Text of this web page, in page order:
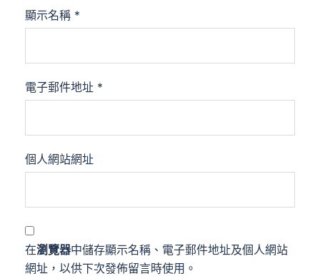
顯示名稱 *
電子郵件地址 *
個人網站網址
在瀏覽器中儲存顯示名稱、電子郵件地址及個人網站
網址，以供下次發佈留言時使用。